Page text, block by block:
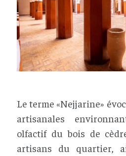
Le terme «Nejjarine»
artisanales
olfactif du bois de
artisans du quartier,